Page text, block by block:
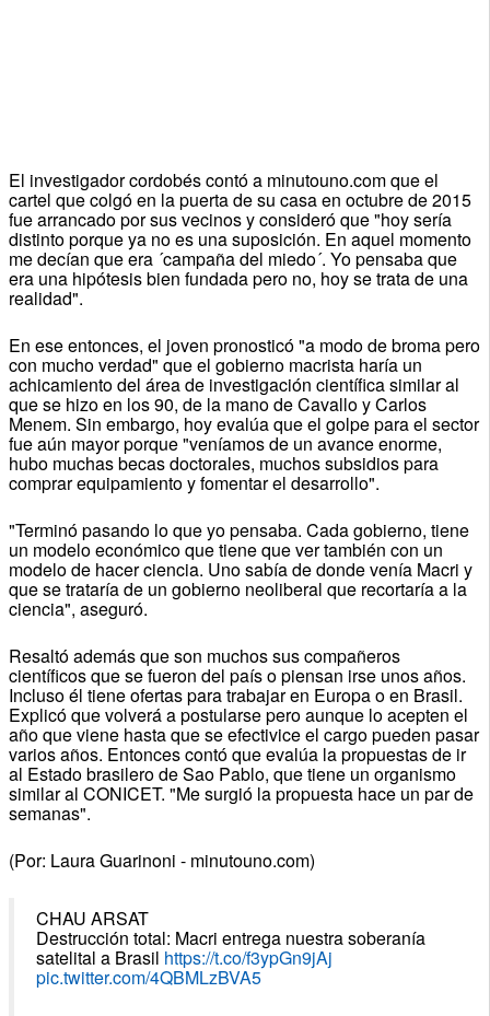
El investigador cordobés contó a minutouno.com que el
cartel que colgó en la puerta de su casa en octubre de 2015
fue arrancado por sus vecinos y consideró que "hoy sería
distinto porque ya no es una suposición. En aquel momento
me decían que era ´campaña del miedo´. Yo pensaba que
era una hipótesis bien fundada pero no, hoy se trata de una
realidad".
En ese entonces, el joven pronosticó "a modo de broma pero
con mucho verdad" que el gobierno macrista haría un
achicamiento del área de investigación científica similar al
que se hizo en los 90, de la mano de Cavallo y Carlos
Menem. Sin embargo, hoy evalúa que el golpe para el sector
fue aún mayor porque "veníamos de un avance enorme,
hubo muchas becas doctorales, muchos subsidios para
comprar equipamiento y fomentar el desarrollo".
"Terminó pasando lo que yo pensaba. Cada gobierno, tiene
un modelo económico que tiene que ver también con un
modelo de hacer ciencia. Uno sabía de donde venía Macri y
que se trataría de un gobierno neoliberal que recortaría a la
ciencia", aseguró.
Resaltó además que son muchos sus compañeros
científicos que se fueron del país o piensan irse unos años.
Incluso él tiene ofertas para trabajar en Europa o en Brasil.
Explicó que volverá a postularse pero aunque lo acepten el
año que viene hasta que se efectivice el cargo pueden pasar
varios años. Entonces contó que evalúa la propuestas de ir
al Estado brasilero de Sao Pablo, que tiene un organismo
similar al CONICET. "Me surgió la propuesta hace un par de
semanas".
(Por: Laura Guarinoni - minutouno.com)
CHAU ARSAT
Destrucción total: Macri entrega nuestra soberanía
satelital a Brasil https://t.co/f3ypGn9jAj
pic.twitter.com/4QBMLzBVA5